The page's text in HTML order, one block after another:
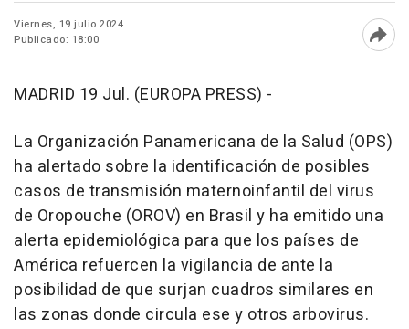
Viernes, 19 julio 2024
Publicado: 18:00
MADRID 19 Jul. (EUROPA PRESS) -
La Organización Panamericana de la Salud (OPS)
ha alertado sobre la identificación de posibles
casos de transmisión maternoinfantil del virus
de Oropouche (OROV) en Brasil y ha emitido una
alerta epidemiológica para que los países de
América refuercen la vigilancia de ante la
posibilidad de que surjan cuadros similares en
las zonas donde circula ese y otros arbovirus.